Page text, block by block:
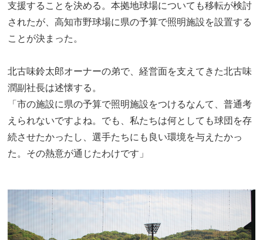
支援することを決める。本拠地球場についても移転が検討
されたが、高知市野球場に県の予算で照明施設を設置する
ことが決まった。
北古味鈴太郎オーナーの弟で、経営面を支えてきた北古味
潤副社長は述懐する。
「市の施設に県の予算で照明施設をつけるなんて、普通考
えられないですよね。でも、私たちは何としても球団を存
続させたかったし、選手たちにも良い環境を与えたかっ
た。その熱意が通じたわけです」